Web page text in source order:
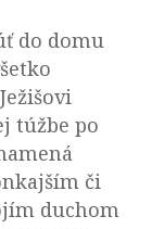
do domu
túžbe po
či
duchom